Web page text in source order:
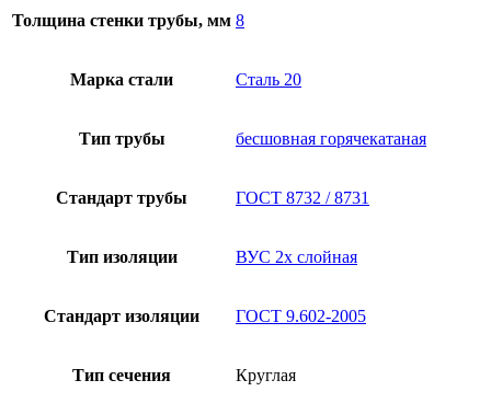
Толщина стенки трубы, мм 8
Марка стали Сталь 20
Тип трубы бесшовная горячекатаная
Стандарт трубы ГОСТ 8732 / 8731
Тип изоляции ВУС 2х слойная
Стандарт изоляции ГОСТ 9.602-2005
Тип сечения Круглая